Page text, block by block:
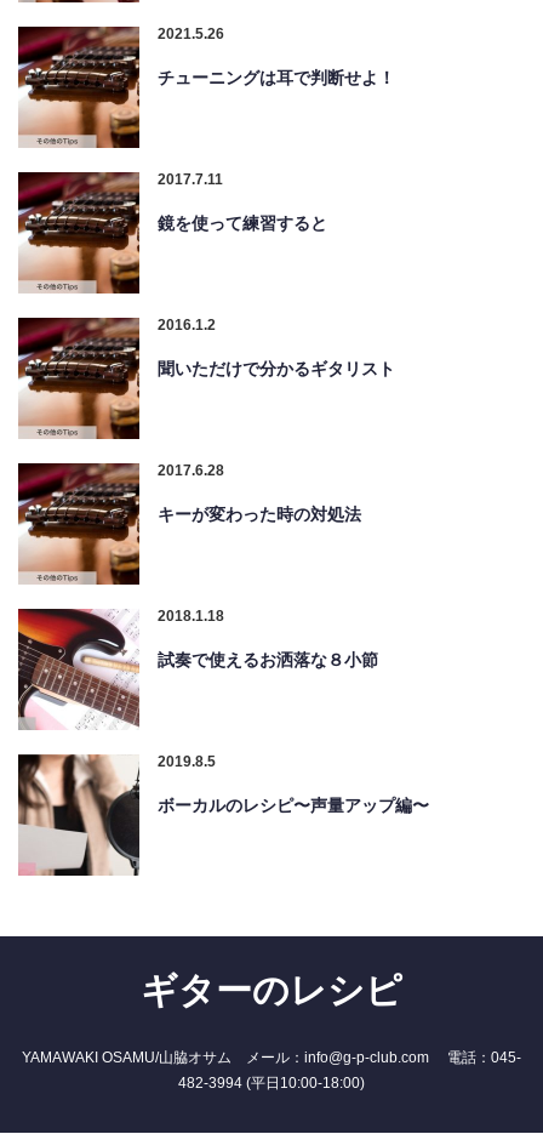
2021.5.26
チューニングは耳で判断せよ！
2017.7.11
鏡を使って練習すると
2016.1.2
聞いただけで分かるギタリスト
2017.6.28
キーが変わった時の対処法
2018.1.18
試奏で使えるお洒落な８小節
2019.8.5
ボーカルのレシピ〜声量アップ編〜
ギターのレシピ
YAMAWAKI OSAMU/山脇オサム メール：info@g-p-club.com 電話：045-
482-3994 (平日10:00-18:00)